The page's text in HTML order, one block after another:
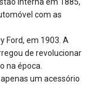
com as
Ford, em 1903. A
de revolucionar
na época.
um acessório